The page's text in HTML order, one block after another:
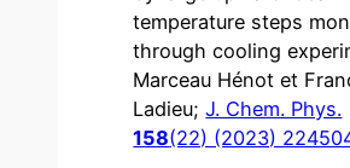
temperature steps
through cooling
Marceau Hénot et
Ladieu;J. Chem. Phys.
158(22) (2023)